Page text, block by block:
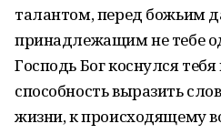
талантом, перед божьим
принадлежащим не тебе
Господь Бог коснулся
способность выразить
жизни, к происходящему